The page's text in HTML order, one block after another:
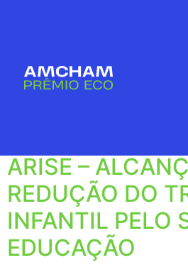
ARISE –
REDUÇÃO DO
INFANTIL PELO
EDUCAÇÃO